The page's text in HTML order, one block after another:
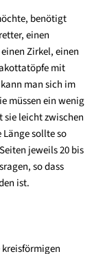
benötigt
einen
Zirkel, einen
mit
man sich im
müssen ein wenig
sie leicht zwischen
sollte so
jeweils 20 bis
so dass
ist.